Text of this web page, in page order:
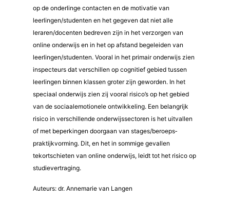
op de onderlinge contacten en de motivatie van
leerlingen/studenten en het gegeven dat niet alle
leraren/docenten bedreven zijn in het verzorgen van
online onderwijs en in het op afstand begeleiden van
leerlingen/studenten. Vooral in het primair onderwijs zien
inspecteurs dat verschillen op cognitief gebied tussen
leerlingen binnen klassen groter zijn geworden. In het
speciaal onderwijs zien zij vooral risico’s op het gebied
van de sociaalemotionele ontwikkeling. Een belangrijk
risico in verschillende onderwijssectoren is het uitvallen
of met beperkingen doorgaan van stages/beroeps­
praktijkvorming. Dit, en het in sommige gevallen
tekortschieten van online onderwijs, leidt tot het risico op
studievertraging.
Auteurs: dr. Annemarie van Langen